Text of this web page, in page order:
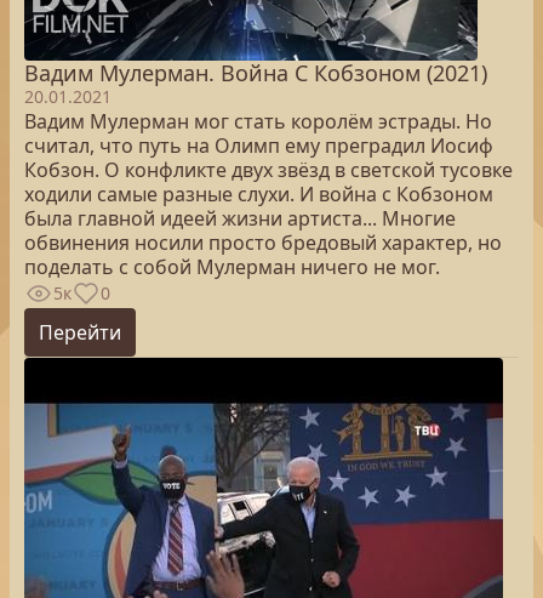
Вадим Мулерман. Война С Кобзоном (2021)
20.01.2021
Вадим Мулерман мог стать королём эстрады. Но
считал, что путь на Олимп ему преградил Иосиф
Кобзон. О конфликте двух звёзд в светской тусовке
ходили самые разные слухи. И война с Кобзоном
была главной идеей жизни артиста... Многие
обвинения носили просто бредовый характер, но
поделать с собой Мулерман ничего не мог.
5к 0
Перейти